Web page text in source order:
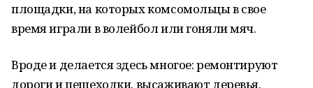
площадки, на которых комсомольцы в свое
время играли в волейбол или гоняли мяч.
Вроде и делается здесь многое: ремонтируют
дороги и пешеходки, высаживают деревья,